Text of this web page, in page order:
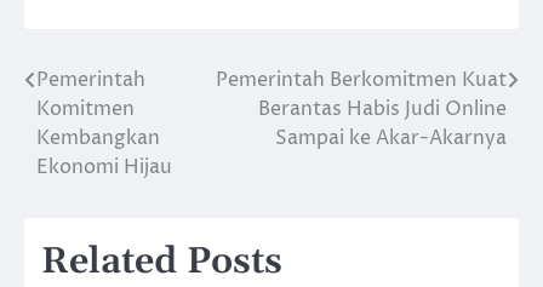
Post
navigation
Pemerintah
Komitmen
Kembangkan
Ekonomi Hijau
Pemerintah Berkomitmen Kuat
Berantas Habis Judi Online
Sampai ke Akar-Akarnya
Related Posts